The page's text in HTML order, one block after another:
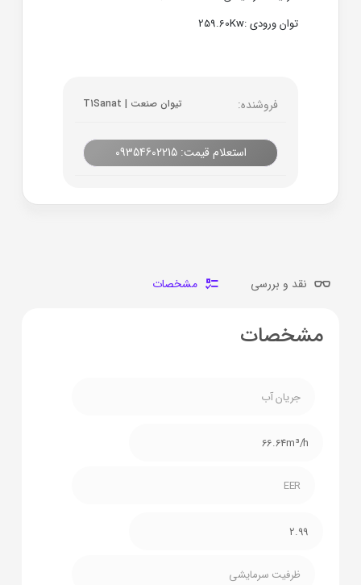
توان ورودی :259.60Kw
فروشنده: تیوان صنعت | T1Sanat
استعلام قیمت: 09354602215
نقد و بررسی مشخصات
مشخصات
جریان آب
66.64m³/h
EER
2.99
ظرفیت سرمایشی